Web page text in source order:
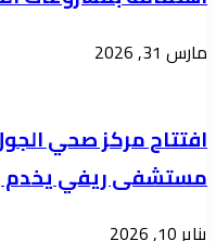
مارس 31, 2026
افتتاح مركز صحي
مستشفى ريفي يخدم
يناير 10, 2026